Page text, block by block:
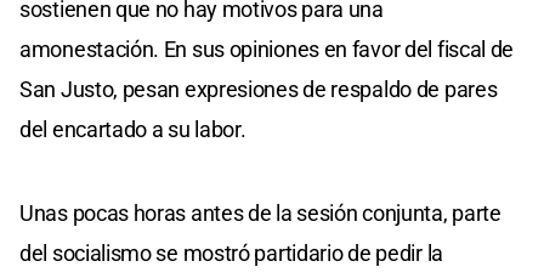
sostienen que no hay motivos para una
amonestación. En sus opiniones en favor del fiscal de
San Justo, pesan expresiones de respaldo de pares
del encartado a su labor.
Unas pocas horas antes de la sesión conjunta, parte
del socialismo se mostró partidario de pedir la